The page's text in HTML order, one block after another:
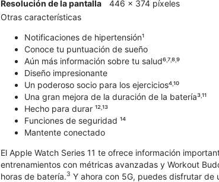
Resolución de la pantalla
446 x 374 píxeles
Otras características
Notificaciones de hipertensión¹
Conoce tu puntuación de sueño
Aún más información sobre tu salud⁶˒⁷˒⁸˒⁹
Diseño impresionante
Un poderoso socio para los ejercicios⁴˒¹⁰
Una gran mejora de la duración de la batería³˒¹¹
Hecho para durar ¹²˒¹³
Funciones de seguridad ¹⁴
Mantente conectado
El Apple Watch Series 11 te ofrece información
entrenamientos con métricas avanzadas y Workout
horas de batería.3 Y ahora con 5G, puedes disfrutar de